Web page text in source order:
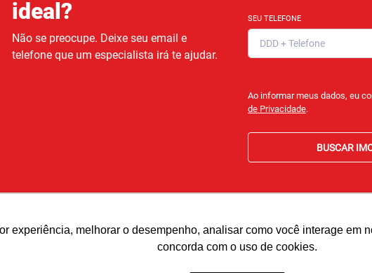
experiência, melhorar o desempenho, analisar como você interage em
concorda com o uso de cookies.
ideal?
Não se preocupe. Deixe seu email e
telefone que um especialista irá te ajudar.
SEU TELEFONE
Ao informar meus dados, eu
de Privacidade.
BUSCAR